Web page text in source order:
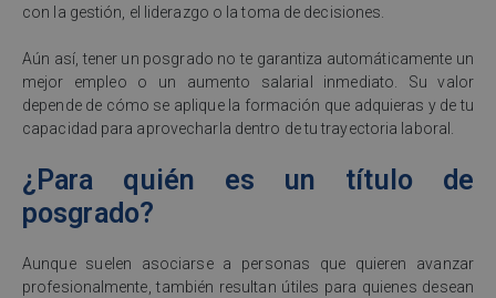
con la gestión, el liderazgo o la toma de decisiones.
Aún así, tener un posgrado no te garantiza automáticamente un
mejor empleo o un aumento salarial inmediato. Su valor
depende de cómo se aplique la formación que adquieras y de tu
capacidad para aprovecharla dentro de tu trayectoria laboral.
¿Para quién es un título de
posgrado?
Aunque suelen asociarse a personas que quieren avanzar
profesionalmente, también resultan útiles para quienes desean